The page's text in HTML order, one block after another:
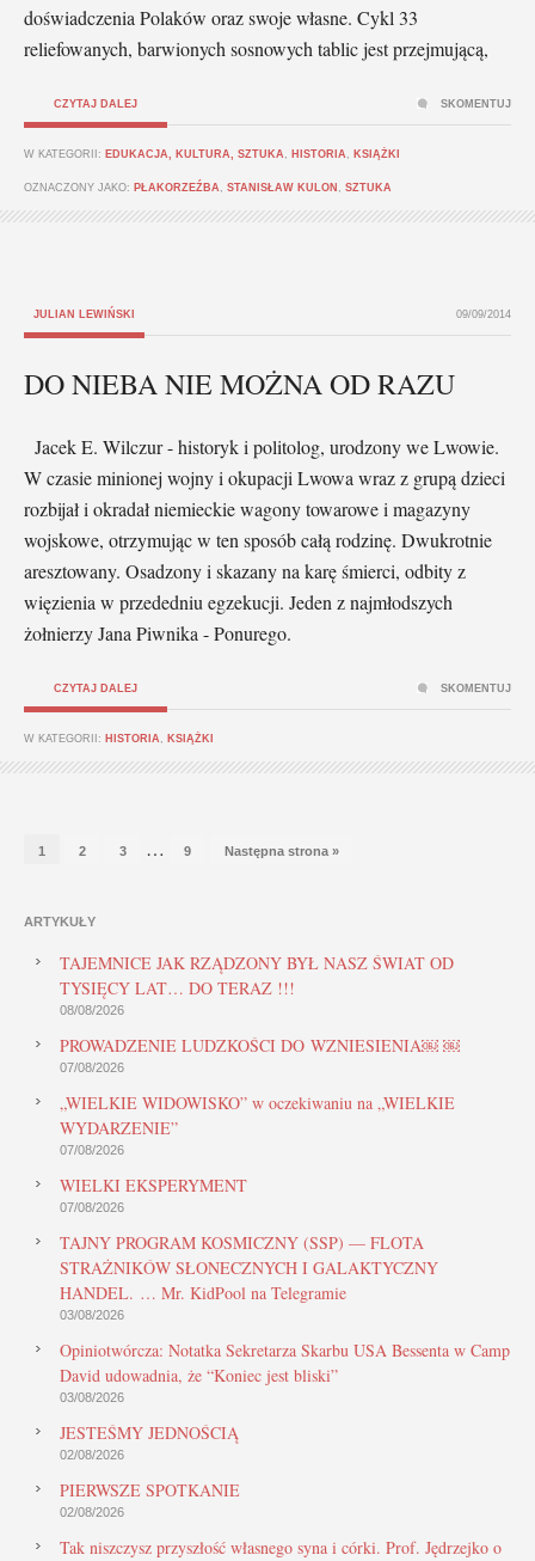
doświadczenia Polaków oraz swoje własne. Cykl 33
reliefowanych, barwionych sosnowych tablic jest przejmującą,
CZYTAJ DALEJ
W KATEGORII: EDUKACJA, KULTURA, SZTUKA HISTORIA KSIĄŻKI
OZNACZONY JAKO: PŁAKORZEŹBA STANISŁAW KULON SZTUKA
SKOMENTUJ
JULIAN LEWIŃSKI 09/09/2014
DO NIEBA NIE MOŻNA OD RAZU
Jacek E. Wilczur - historyk i politolog, urodzony we Lwowie.
W czasie minionej wojny i okupacji Lwowa wraz z grupą dzieci
rozbijał i okradał niemieckie wagony towarowe i magazyny
wojskowe, otrzymując w ten sposób całą rodzinę. Dwukrotnie
aresztowany. Osadzony i skazany na karę śmierci, odbity z
więzienia w przededniu egzekucji. Jeden z najmłodszych
żołnierzy Jana Piwnika - Ponurego.
CZYTAJ DALEJ
W KATEGORII: HISTORIA KSIĄŻKI
SKOMENTUJ
1 2 3 … 9 Następna strona »
ARTYKUŁY
TAJEMNICE JAK RZĄDZONY BYŁ NASZ ŚWIAT OD
TYSIĘCY LAT… DO TERAZ !!!
08/08/2026
PROWADZENIE LUDZKOŚCI DO WZNIESIENIA￼ ￼
07/08/2026
„WIELKIE WIDOWISKO” w oczekiwaniu na „WIELKIE
WYDARZENIE”
07/08/2026
WIELKI EKSPERYMENT
07/08/2026
TAJNY PROGRAM KOSMICZNY (SSP) — FLOTA
STRAŻNIKÓW SŁONECZNYCH I GALAKTYCZNY
HANDEL. … Mr. KidPool na Telegramie
03/08/2026
Opiniotwórcza: Notatka Sekretarza Skarbu USA Bessenta w Camp
David udowadnia, że “Koniec jest bliski”
03/08/2026
JESTEŚMY JEDNOŚCIĄ
02/08/2026
PIERWSZE SPOTKANIE
02/08/2026
Tak niszczysz przyszłość własnego syna i córki. Prof. Jędrzejko o